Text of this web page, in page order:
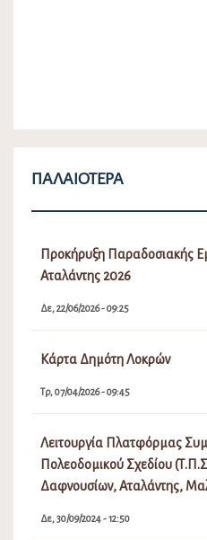
ΠΑΛΑΙΌΤΕΡΑ
Προκήρυξη Παραδοσιακής
Αταλάντης 2026
Δε, 22/06/2026 - 09:25
Κάρτα Δημότη Λοκρών
Τρ, 07/04/2026 - 09:45
Λειτουργία Πλατφόρμας
Πολεοδομικού Σχεδίου
Δαφνουσίων, Αταλάντης,
Δε, 30/09/2024 - 12:50